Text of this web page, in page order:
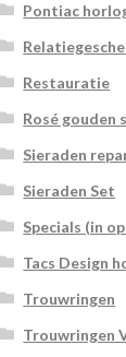
Pontiac
Restauratie
Rosé gouden
Sieraden
Sieraden Set
Specials (in
Tacs Design
Trouwringen
Trouwringen